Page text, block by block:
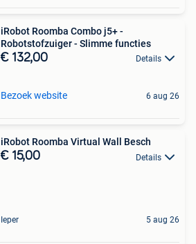
iRobot Roomba Combo j5+ -
Robotstofzuiger - Slimme functies
€ 132,00 Details
Bezoek website 6 aug 26
iRobot Roomba Virtual Wall Besch
€ 15,00 Details
Ieper 5 aug 26